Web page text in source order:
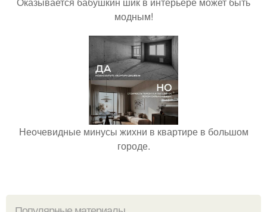
модным!
Неочевидные минусы жихни в квартире в большом
городе.